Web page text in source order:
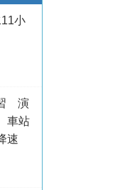
小
演
車站
速